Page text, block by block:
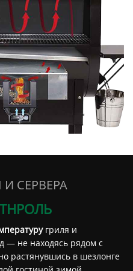
И СЕРВЕРА
гриля и
— не находясь рядом с
растянувшись в шезлонге